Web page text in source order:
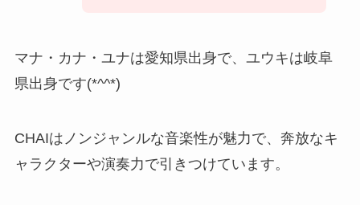
マナ・カナ・ユナは愛知県出身で、ユウキは岐阜
県出身です(*^^*)
CHAIはノンジャンルな音楽性が魅力で、奔放なキ
ャラクターや演奏力で引きつけています。